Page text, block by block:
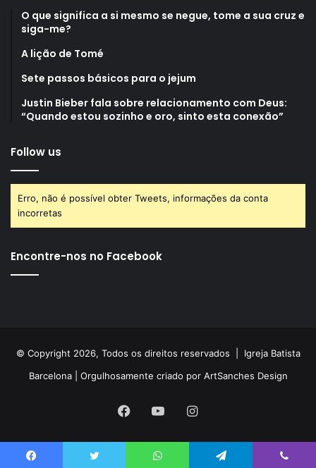
O que significa a si mesmo se negue, tome a sua cruz e
siga-me?
A lição de Tomé
Sete passos básicos para o jejum
Justin Bieber fala sobre relacionamento com Deus:
“Quando estou sozinho e oro, sinto esta conexão”
Follow us
Erro, não é possível obter Tweets, informações da conta
incorretas
Encontre-nos no Facebook
© Copyright 2026, Todos os direitos reservados | Igreja Batista
Barcelona| Orgulhosamente criado por ArtSanches Design
FacebookYouTubeInstagram